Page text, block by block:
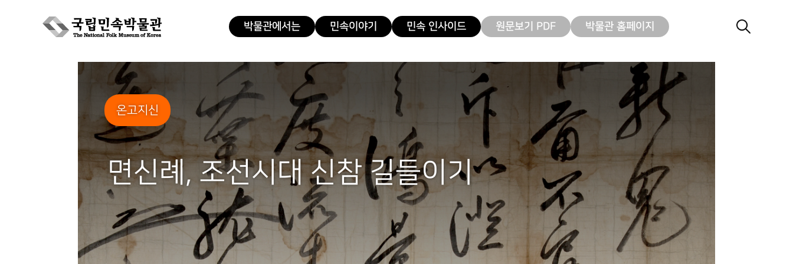
박물관에서는 민속이야기 민속 인사이드 원문보기 PDF 박물관 홈페이지
Skip
온고지신
면신례, 조선시대 신참 길들이기